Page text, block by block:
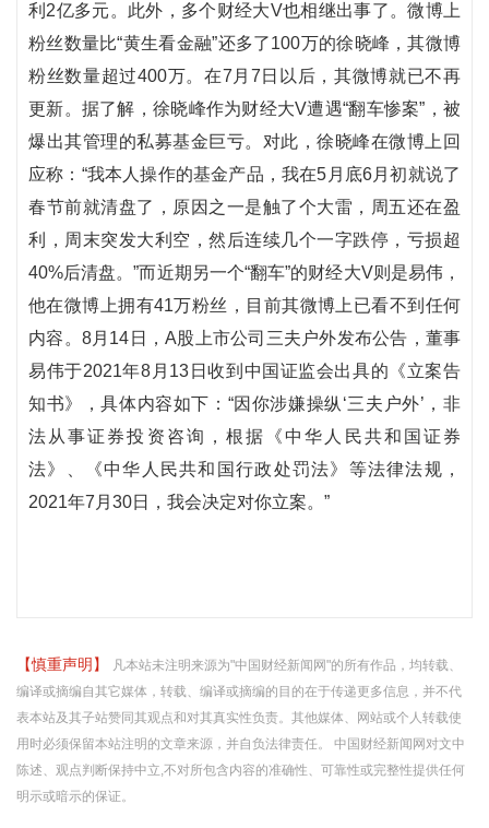
利2亿多元。此外，多个财经大V也相继出事了。微博上
粉丝数量比“黄生看金融”还多了100万的徐晓峰，其微博
粉丝数量超过400万。在7月7日以后，其微博就已不再
更新。据了解，徐晓峰作为财经大V遭遇“翻车惨案”，被
爆出其管理的私募基金巨亏。对此，徐晓峰在微博上回
应称：“我本人操作的基金产品，我在5月底6月初就说了
春节前就清盘了，原因之一是触了个大雷，周五还在盈
利，周末突发大利空，然后连续几个一字跌停，亏损超
40%后清盘。”而近期另一个“翻车”的财经大V则是易伟，
他在微博上拥有41万粉丝，目前其微博上已看不到任何
内容。8月14日，A股上市公司三夫户外发布公告，董事
易伟于2021年8月13日收到中国证监会出具的《立案告
知书》，具体内容如下：“因你涉嫌操纵‘三夫户外’，非
法从事证券投资咨询，根据《中华人民共和国证券
法》、《中华人民共和国行政处罚法》等法律法规，
2021年7月30日，我会决定对你立案。”
【慎重声明】
凡本站未注明来源为"中国财经新闻网"的所有作品，均转载、
编译或摘编自其它媒体，转载、编译或摘编的目的在于传递更多信息，并不代
表本站及其子站赞同其观点和对其真实性负责。其他媒体、网站或个人转载使
用时必须保留本站注明的文章来源，并自负法律责任。 中国财经新闻网对文中
陈述、观点判断保持中立,不对所包含内容的准确性、可靠性或完整性提供任何
明示或暗示的保证。